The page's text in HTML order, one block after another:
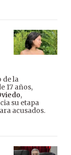
de la
17 años,
,
su etapa
acusados.